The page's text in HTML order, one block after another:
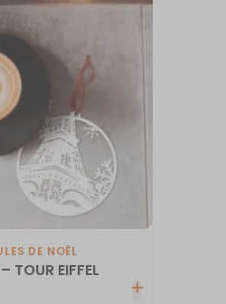
DE NOËL
TOUR EIFFEL